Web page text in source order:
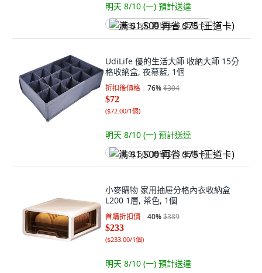
明天 8/10 (一) 預計送達
满 $1,500 再省 $75 (王道卡)
UdiLife 優的生活大師 收納大師 15分
格收納盒, 夜幕藍, 1個
折扣後價格 76%$304
$72
($72.00/1個)
明天 8/10 (一) 預計送達
满 $1,500 再省 $75 (王道卡)
小麥購物 家用抽屉分格內衣收納盒
L200 1層, 茶色, 1個
首購折扣價 40%$389
$233
($233.00/1個)
明天 8/10 (一) 預計送達